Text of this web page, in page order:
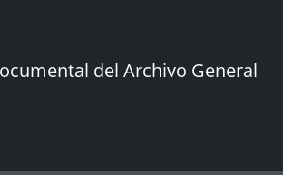
del Archivo General